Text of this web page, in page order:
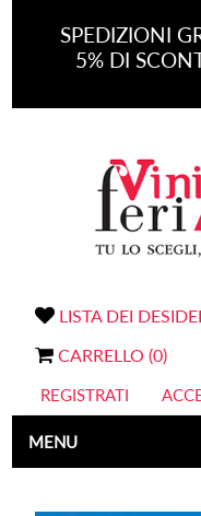
SPEDIZIONI
5% DI
LISTA DEI
CARRELLO (0)
REGISTRATI
MENU